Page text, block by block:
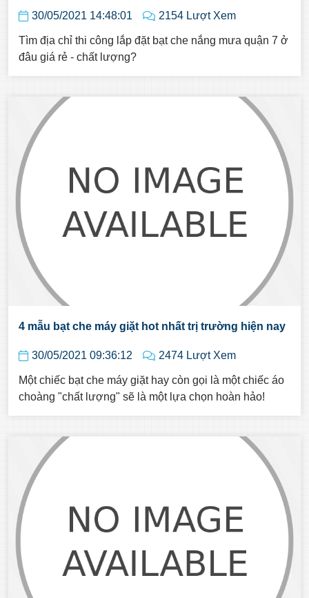
30/05/2021 14:48:01 2154 Lượt Xem
Tìm địa chỉ thi công lắp đặt bạt che nắng mưa quận 7 ở
đâu giá rẻ - chất lượng?
4 mẫu bạt che máy giặt hot nhất trị trường hiện nay
30/05/2021 09:36:12 2474 Lượt Xem
Một chiếc bạt che máy giặt hay còn gọi là một chiếc áo
choàng "chất lượng" sẽ là một lựa chọn hoàn hảo!